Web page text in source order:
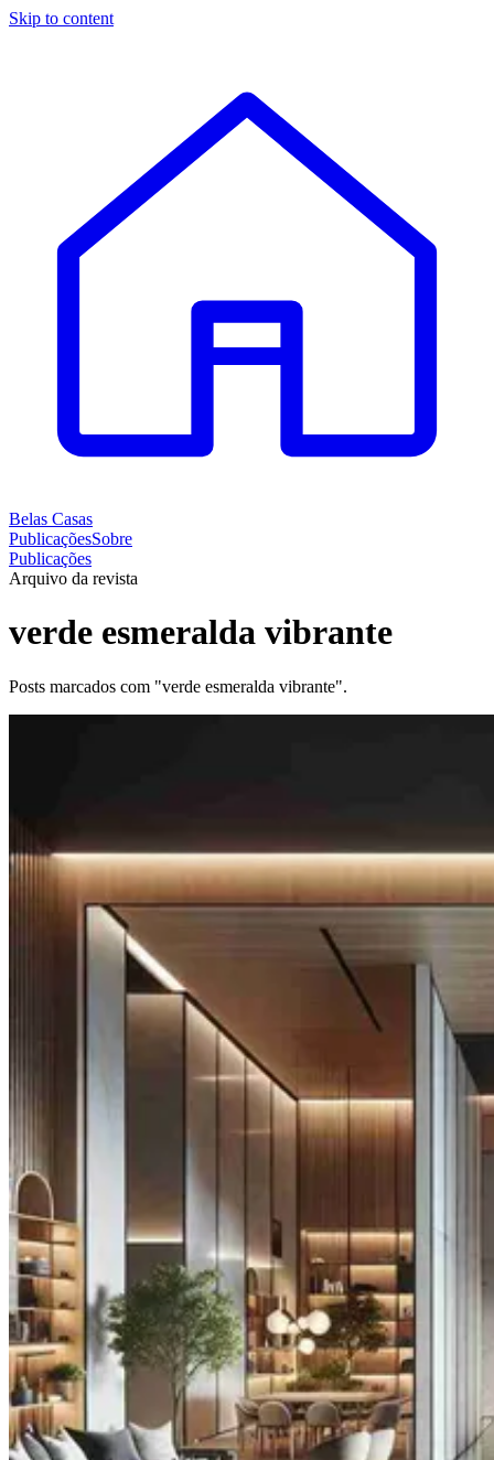
Skip to content
Belas Casas
PublicaçõesSobre
Publicações
Arquivo da revista
verde esmeralda vibrante
Posts marcados com "verde esmeralda vibrante".